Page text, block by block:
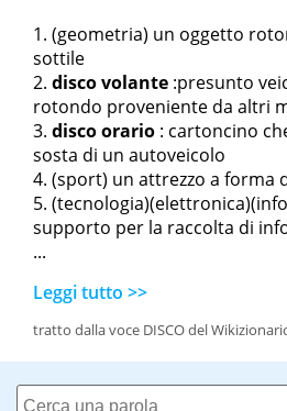
(geometria) un oggetto
sottile
disco volante :presunto
rotondo proveniente da altri
disco orario : cartoncino
sosta di un autoveicolo
(sport) un attrezzo a forma
supporto per la raccolta di
...
Leggi tutto >>
tratto dalla voce DISCO del